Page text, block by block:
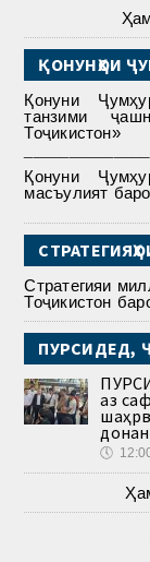
ҚОНУНҲОИ
Қонуни
танзими
Тоҷикистон»
Қонуни
масъулият
Стратегияи
Тоҷикистон
ПУРСИДЕД,
аз
🕔